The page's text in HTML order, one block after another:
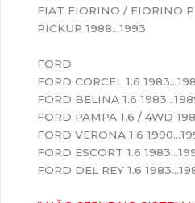
FIAT FIORINO / FIORINO
PICKUP 1988…1993
FORD
FORD CORCEL 1.6
FORD BELINA 1.6
FORD PAMPA 1.6 / 4WD
FORD VERONA 1.6
FORD ESCORT 1.6
FORD DEL REY 1.6